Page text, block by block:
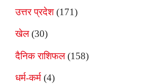
उत्तर प्रदेश(171)
खेल(30)
दैनिक राशिफल(158)
धर्म-कर्म (4)